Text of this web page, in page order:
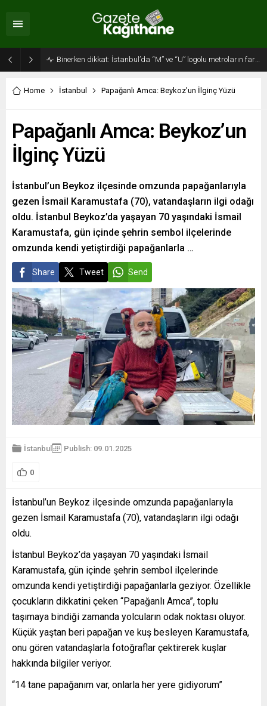
Home İstanbul Papağanlı Amca: Beykoz’un İlginç Yüzü
Papağanlı Amca: Beykoz’un
İlginç Yüzü
İstanbul’un Beykoz ilçesinde omzunda papağanlarıyla
gezen İsmail Karamustafa (70), vatandaşların ilgi odağı
oldu. İstanbul Beykoz’da yaşayan 70 yaşındaki İsmail
Karamustafa, gün içinde şehrin sembol ilçelerinde
omzunda kendi yetiştirdiği papağanlarla …
Share Tweet Send
İstanbul Publish: 09.01.2025
0
İstanbul’un Beykoz ilçesinde omzunda papağanlarıyla
gezen İsmail Karamustafa (70), vatandaşların ilgi odağı
oldu.
İstanbul Beykoz’da yaşayan 70 yaşındaki İsmail
Karamustafa, gün içinde şehrin sembol ilçelerinde
omzunda kendi yetiştirdiği papağanlarla geziyor. Özellikle
çocukların dikkatini çeken “Papağanlı Amca”, toplu
taşımaya bindiği zamanda yolcuların odak noktası oluyor.
Küçük yaştan beri papağan ve kuş besleyen Karamustafa,
onu gören vatandaşlarla fotoğraflar çektirerek kuşlar
hakkında bilgiler veriyor.
“14 tane papağanım var, onlarla her yere gidiyorum”